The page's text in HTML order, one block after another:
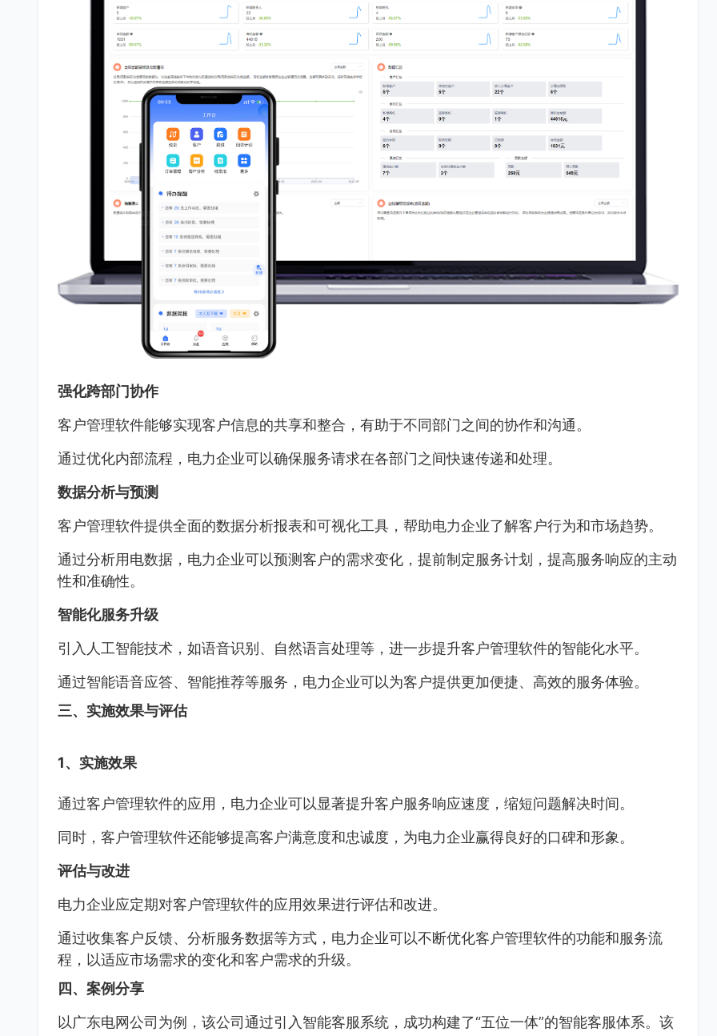
强化跨部门协作
客户管理软件能够实现客户信息的共享和整合，有助于不同部门之间的协作和沟通。
通过优化内部流程，电力企业可以确保服务请求在各部门之间快速传递和处理。
数据分析与预测
客户管理软件提供全面的数据分析报表和可视化工具，帮助电力企业了解客户行为和市场趋势。
通过分析用电数据，电力企业可以预测客户的需求变化，提前制定服务计划，提高服务响应的主动
性和准确性。
智能化服务升级
引入人工智能技术，如语音识别、自然语言处理等，进一步提升客户管理软件的智能化水平。
通过智能语音应答、智能推荐等服务，电力企业可以为客户提供更加便捷、高效的服务体验。
三、实施效果与评估
1、实施效果
通过客户管理软件的应用，电力企业可以显著提升客户服务响应速度，缩短问题解决时间。
同时，客户管理软件还能够提高客户满意度和忠诚度，为电力企业赢得良好的口碑和形象。
评估与改进
电力企业应定期对客户管理软件的应用效果进行评估和改进。
通过收集客户反馈、分析服务数据等方式，电力企业可以不断优化客户管理软件的功能和服务流
程，以适应市场需求的变化和客户需求的升级。
四、案例分享
以广东电网公司为例，该公司通过引入智能客服系统，成功构建了“五位一体”的智能客服体系。该